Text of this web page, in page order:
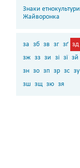
Знаки етнокультури
Жайворонка
за зб зв зг зґ зд
зж зз зи зі зї зй
зн зо зп зр зс зу
зш зщ зю зя